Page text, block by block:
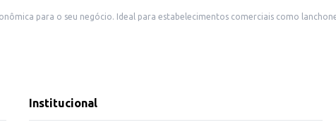
para o seu negócio. Ideal para estabelecimentos comerciais como
eficiente para atender a demanda de seus clientes ou da sua produção,
Institucional